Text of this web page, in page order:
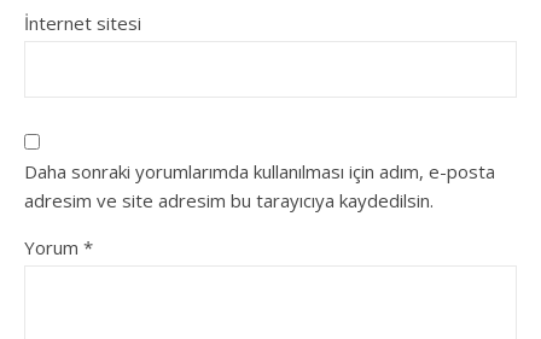
İnternet sitesi
Daha sonraki yorumlarımda kullanılması için adım, e-posta
adresim ve site adresim bu tarayıcıya kaydedilsin.
Yorum *